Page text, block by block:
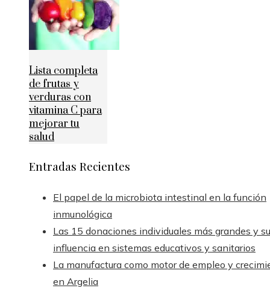
Lista completa
de frutas y
verduras con
vitamina C para
mejorar tu
salud
Entradas Recientes
El papel de la microbiota intestinal en la función
inmunológica
Las 15 donaciones individuales más grandes y su
influencia en sistemas educativos y sanitarios
La manufactura como motor de empleo y
en Argelia